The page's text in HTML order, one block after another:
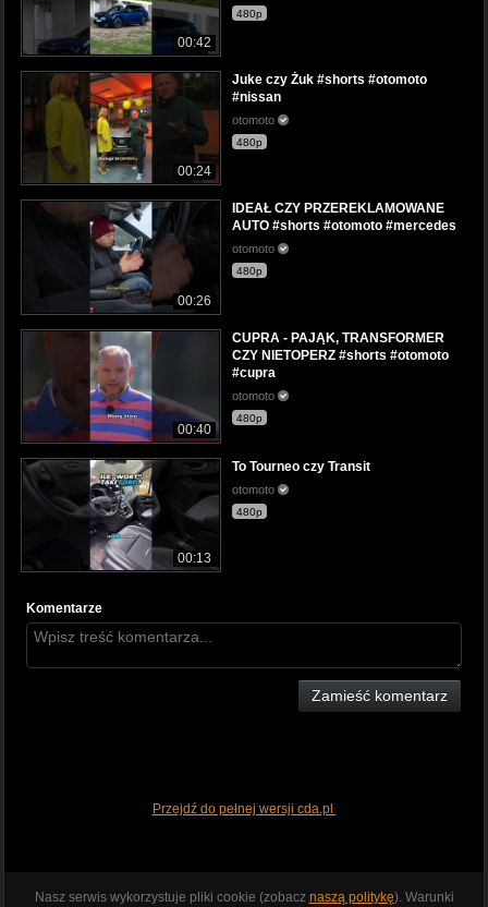
00:42
480p
00:24
Juke czy Żuk #shorts #otomoto
#nissan
otomoto
480p
00:26
IDEAŁ CZY PRZEREKLAMOWANE
AUTO #shorts #otomoto #mercedes
otomoto
480p
00:40
CUPRA - PAJĄK, TRANSFORMER
CZY NIETOPERZ #shorts #otomoto
#cupra
otomoto
480p
00:13
To Tourneo czy Transit
otomoto
480p
Komentarze
Zamieść komentarz
Przejdź do pełnej wersji cda.pl
Nasz serwis wykorzystuje pliki cookie (zobacz naszą politykę). Warunki